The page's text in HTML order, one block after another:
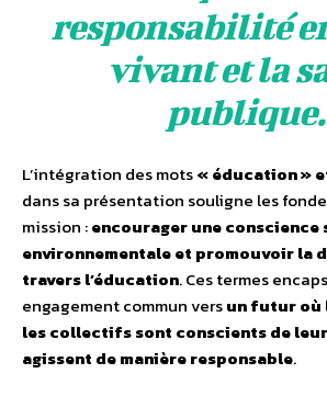
responsabilité
vivant et la
publique.
L’intégration des mots« éducation »
dans sa présentation souligne les
mission :encourager une conscience
environnementale et promouvoir la
travers l’éducation. Ces termes
engagement commun versun futur où
les collectifs sont conscients de
agissent de manière responsable.